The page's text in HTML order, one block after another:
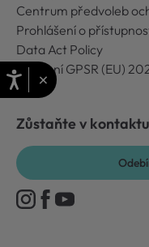
Centrum předvoleb
Prohlášení o
Data Act Policy
Nařízení GPSR (EU)
Zůstaňte v
×